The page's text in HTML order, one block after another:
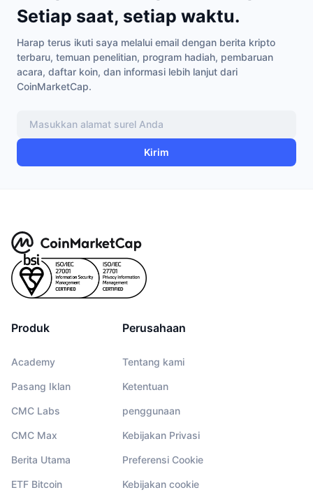
Setiap saat, setiap waktu.
Harap terus ikuti saya melalui email dengan berita kripto
terbaru, temuan penelitian, program hadiah, pembaruan
acara, daftar koin, dan informasi lebih lanjut dari
CoinMarketCap.
Kirim
Produk
Academy
Pasang Iklan
CMC Labs
CMC Max
Berita Utama
ETF Bitcoin
Perusahaan
Tentang kami
Ketentuan
penggunaan
Kebijakan Privasi
Preferensi Cookie
Kebijakan cookie